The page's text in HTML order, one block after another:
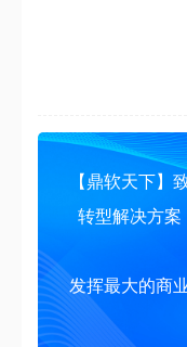
【鼎软天下】
转型解决方案
发挥最大的商